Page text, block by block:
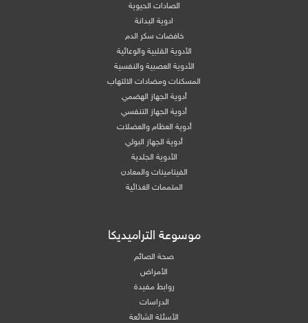
الصادات الحيوية
ادوية البدانة
خافضات سكر الدم
الأدوية القلبية والوعائية
الأدوية العصبية والنفسية
المسكنات ومضادات الالتهاب
أدوية الجهاز الهضمي
أدوية الجهاز التنفسي
أدوية العظام والعضلات
أدوية الجهاز البولي
الأدوية الجلدية
الفيتامينات والمعادن
المتممات الغذائية
موسوعة التراميديكا
صحة الصائم
الأمراض
روابط مفيدة
الدراسات
الأسئلة الشائعة